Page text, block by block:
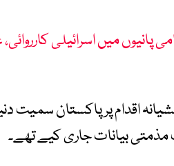
پانیوں میں اسرائیلی
اقدام پر پاکستان سمیت
بیانات جاری کیے تھے۔